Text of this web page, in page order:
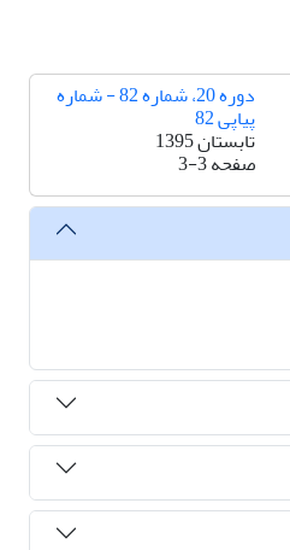
دوره 20، شماره 82 - شماره
پیاپی 82
تابستان 1395
صفحه3-3